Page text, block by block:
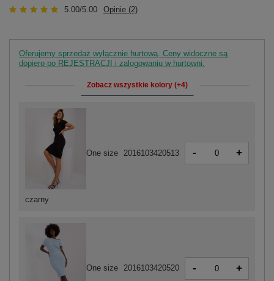
5.00/5.00 Opinie (2)
Oferujemy sprzedaż wyłącznie hurtową. Ceny widoczne są
dopiero po REJESTRACJI i zalogowaniu w hurtowni.
Zobacz wszystkie kolory (+4)
One size 2016103420520 - +
czarny
One size 2016103420513 - +